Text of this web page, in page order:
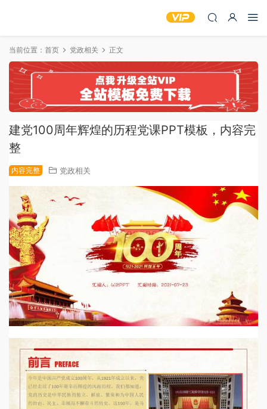
当前位置： 首页 党政相关 正文
建党100周年辉煌的历程党课PPT模板，内容完
整
内容完整 党政相关